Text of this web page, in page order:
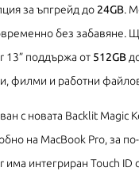
за ъпгрейд до 24GB.
без забавяне.
13” поддържа от 512GB
филми и работни
с новата Backlit Magic
на MacBook Pro, за
интегриран Touch ID